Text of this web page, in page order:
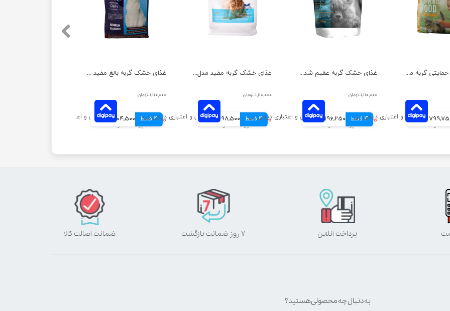
غذای خشک گربه بالغ مفید مدل دیلی وزن 2 کیلوگرم
۱,۱۱۰,۰۰۰ تومان
۸۱۸,۰۰۰ تومان
4 قسط 204,500 تومانی
غذای خشک گربه مفید مدل رنال ساپورت وزن 2 کیلوگرم
۱,۱۱۰,۰۰۰ تومان
۷۹۴,۰۰۰ تومان
4 قسط 198,500 تومانی
غذای خشک گربه عقیم شده مفید وزن 2 کیلوگرم
۱,۱۱۰,۰۰۰ تومان
۷۸۵,۰۰۰ تومان
4 قسط 196,250 تومانی
غذای خشک حمایتی گربه مفید مدل مرغ وزن 10 کیلوگرم
تومانی
پرداخت آنلاین ۷ روز ضمانت بازگشت ضمانت اصالت کالا
به دنبال چه محصولی هستید؟